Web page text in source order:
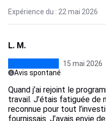
Expérience du : 22 mai 2026
L. M.
15 mai 2026
Avis spontané
Quand j’ai rejoint le
travail. J’étais fatiguée de
reconnue pour tout
fournissais. J’avais envie